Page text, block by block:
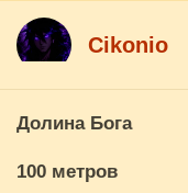
Cikоnio
Долина Бога
100 метров